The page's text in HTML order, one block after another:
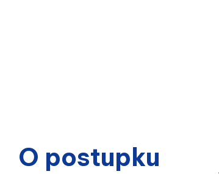
O postupku